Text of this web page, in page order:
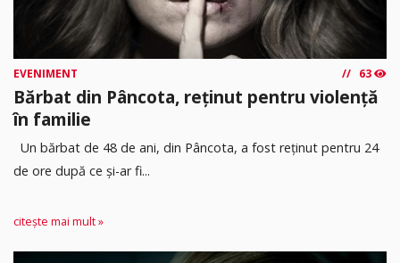
EVENIMENT 63
Bărbat din Pâncota, reținut pentru violență
în familie
Un bărbat de 48 de ani, din Pâncota, a fost reținut pentru 24
de ore după ce și-ar fi...
citește mai mult »